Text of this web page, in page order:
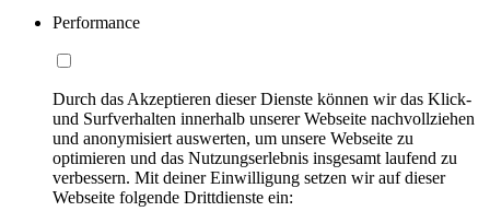
Performance
Durch das Akzeptieren dieser Dienste können wir das Klick-
und Surfverhalten innerhalb unserer Webseite nachvollziehen
und anonymisiert auswerten, um unsere Webseite zu
optimieren und das Nutzungserlebnis insgesamt laufend zu
verbessern. Mit deiner Einwilligung setzen wir auf dieser
Webseite folgende Drittdienste ein: